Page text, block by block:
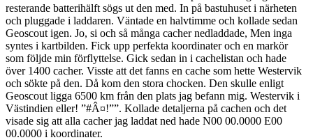
resterande batterihälft sögs ut den med. In på bastuhuset i närheten
och pluggade i laddaren. Väntade en halvtimme och kollade sedan
Geoscout igen. Jo, si och så många cacher nedladdade, Men inga
syntes i kartbilden. Fick upp perfekta koordinater och en markör
som följde min förflyttelse. Gick sedan in i cachelistan och hade
över 1400 cacher. Visste att det fanns en cache som hette Westervik
och sökte på den. Då kom den stora chocken. Den skulle enligt
Geoscout ligga 6500 km från den plats jag befann mig. Westervik i
Västindien eller! ”#Â¤!””. Kollade detaljerna på cachen och det
visade sig att alla cacher jag laddat ned hade N00 00.0000 E00
00.0000 i koordinater.